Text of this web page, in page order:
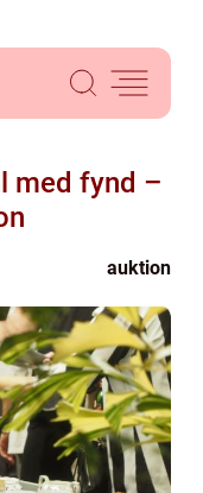
med fynd –
auktion